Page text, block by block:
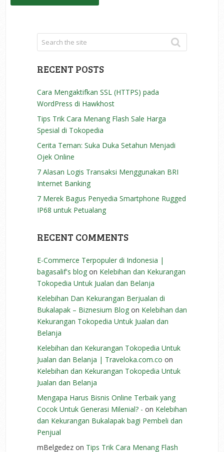
RECENT POSTS
Cara Mengaktifkan SSL (HTTPS) pada
WordPress di Hawkhost
Tips Trik Cara Menang Flash Sale Harga
Spesial di Tokopedia
Cerita Teman: Suka Duka Setahun Menjadi
Ojek Online
7 Alasan Logis Transaksi Menggunakan BRI
Internet Banking
7 Merek Bagus Penyedia Smartphone Rugged
IP68 untuk Petualang
RECENT COMMENTS
E-Commerce Terpopuler di Indonesia |
bagasalif's blog on Kelebihan dan Kekurangan
Tokopedia Untuk Jualan dan Belanja
Kelebihan Dan Kekurangan Berjualan di
Bukalapak – Biznesium Blog on Kelebihan dan
Kekurangan Tokopedia Untuk Jualan dan
Belanja
Kelebihan dan Kekurangan Tokopedia Untuk
Jualan dan Belanja | Traveloka.com.co on
Kelebihan dan Kekurangan Tokopedia Untuk
Jualan dan Belanja
Mengapa Harus Bisnis Online Terbaik yang
Cocok Untuk Generasi Milenial? - on Kelebihan
dan Kekurangan Bukalapak bagi Pembeli dan
Penjual
mBelgedez on Tips Trik Cara Menang Flash